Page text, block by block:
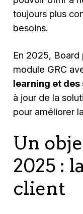
toujours plus
besoins.
En 2025,
module GRC
learning et des
à jour de la
pour améliorer
Un
2025 :
client